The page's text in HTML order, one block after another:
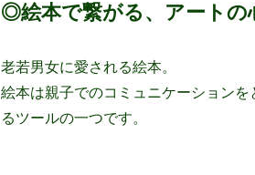
◎絵本で繋がる、アートの
老若男女に愛される絵本。
絵本は親子でのコミュニケーション
るツールの一つです。